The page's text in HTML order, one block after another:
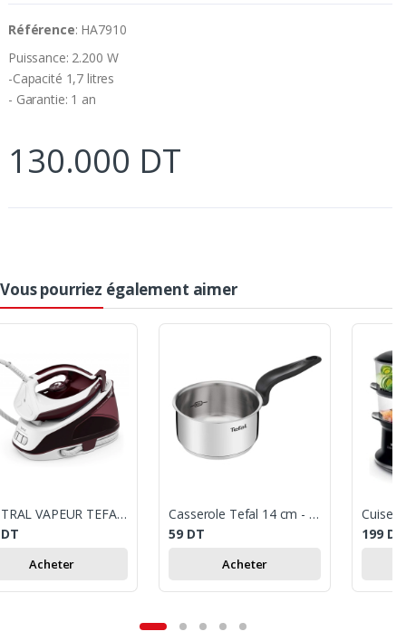
Référence: HA7910
Puissance: 2.200 W
-Capacité 1,7 litres
- Garantie: 1 an
130.000 DT
Vous pourriez également aimer
CENTRAL VAPEUR TEFAL EXPRESS ESSENTIAL SV6120/ 2200W
DT
Acheter
Casserole Tefal 14 cm - Inox
59 DT
Acheter
199 DT